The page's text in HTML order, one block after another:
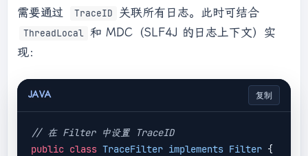
需要通过
TraceID 关联所有日志。此时可结合
ThreadLocal 和 MDC（SLF4J 的日志上下文）实
现：
JAVA 复制
// 在 Filter 中设置 TraceID
public class TraceFilter implements Filter {